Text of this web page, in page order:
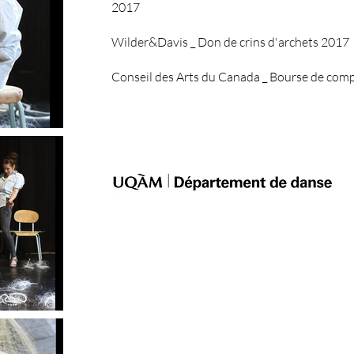
2017
Wilder&Davis _ Don decrins d'archets 2017
Conseil des Arts du Canada _ Bourse de